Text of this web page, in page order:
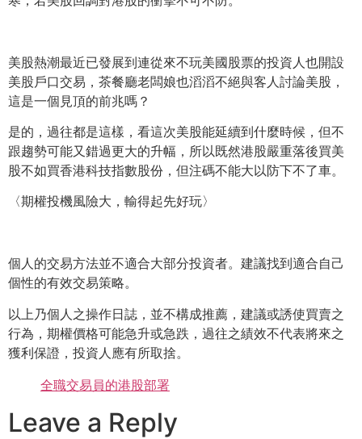
美股熱潮最近已發展到連從來不玩美國股票的投資人也開設
美股戶口交易，茶餐廳老闆娘也滔滔不絕與客人討論美股，
這是一個見頂的前兆嗎？
是的，過往都是這樣，看這次美股能延續到什麼時候， 但不
跟趨勢可能又錯過更大的升幅， 所以既然港股嚴重落後買美
股不如買香港科技指數股份， 但注碼不能大以防下不了車。
〈期權投機風險大，輸得起先好玩〉
個人的交易方法並不適合大部分投資者。建議找到適合自己
個性的有效交易策略。
以上乃個人之操作日誌，並不構成推薦，建議或誘使買賣之
行為，期權價格可能急升或急跌，過往之績效不代表將來之
獲利保證，投資人應有所取捨。
全職交易員的港股部署
Leave a Reply